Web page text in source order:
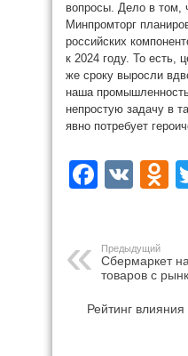
вопросы. Дело в том,
Минпромторг
российских
к 2024 году. То есть,
же сроку выросли
наша
непростую задачу в
явно потребует
VK
Предыдущий
Сбермаркет
товаров с
Рейтинг